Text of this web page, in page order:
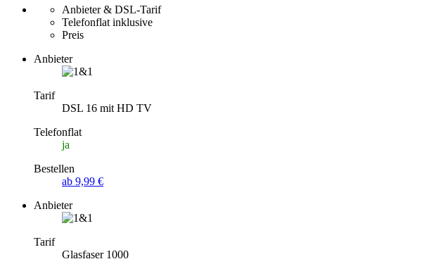
Anbieter & DSL-Tarif
Telefonflat inklusive
Preis
Anbieter
Tarif
DSL 16 mit HD TV
Telefonflat
ja
Bestellen
ab 9,99 €
Anbieter
Tarif
Glasfaser 1000